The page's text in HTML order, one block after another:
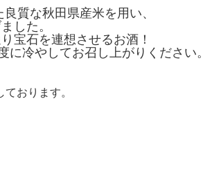
質な秋田県産米を用い、
した。
宝石を連想させるお酒！
に冷やしてお召し上がりください。
おります。